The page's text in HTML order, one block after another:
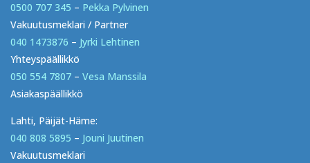
0500 707 345 – Pekka Pylvinen
Vakuutusmeklari / Partner
040 1473876 – Jyrki Lehtinen
Yhteyspäällikkö
050 554 7807 – Vesa Manssila
Asiakaspäällikkö
Lahti, Päijät-Häme:
040 808 5895 – Jouni Juutinen
Vakuutusmeklari